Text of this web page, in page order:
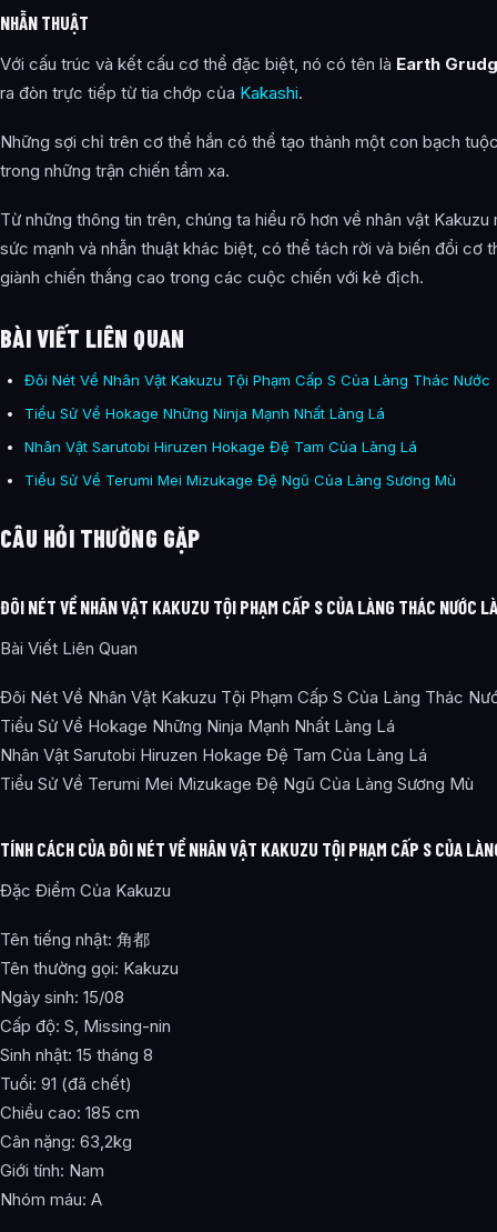
NHẪN THUẬT
Với cấu trúc và kết cấu cơ thể đặc biệt, nó có tên là Earth
ra đòn trực tiếp từ tia chớp của Kakashi.
Những sợi chỉ trên cơ thể hắn có thể tạo thành một con bạch
trong những trận chiến tầm xa.
Từ những thông tin trên, chúng ta hiểu rõ hơn về nhân vật
sức mạnh và nhẫn thuật khác biệt, có thể tách rời và biến đổi cơ
giành chiến thắng cao trong các cuộc chiến với kẻ địch.
BÀI VIẾT LIÊN QUAN
Đôi Nét Về Nhân Vật Kakuzu Tội Phạm Cấp S Của Làng Thác Nước
Tiểu Sử Về Hokage Những Ninja Mạnh Nhất Làng Lá
Nhân Vật Sarutobi Hiruzen Hokage Đệ Tam Của Làng Lá
Tiểu Sử Về Terumi Mei Mizukage Đệ Ngũ Của Làng Sương Mù
CÂU HỎI THƯỜNG GẶP
ĐÔI NÉT VỀ NHÂN VẬT KAKUZU TỘI PHẠM CẤP S CỦA LÀNG THÁC NƯỚC
Bài Viết Liên Quan
Đôi Nét Về Nhân Vật Kakuzu Tội Phạm Cấp S Của Làng Thác
Tiểu Sử Về Hokage Những Ninja Mạnh Nhất Làng Lá
Nhân Vật Sarutobi Hiruzen Hokage Đệ Tam Của Làng Lá
Tiểu Sử Về Terumi Mei Mizukage Đệ Ngũ Của Làng Sương Mù
TÍNH CÁCH CỦA ĐÔI NÉT VỀ NHÂN VẬT KAKUZU TỘI PHẠM CẤP S CỦA
Đặc Điểm Của Kakuzu
Tên tiếng nhật: 角都
Tên thường gọi: Kakuzu
Ngày sinh: 15/08
Cấp độ: S, Missing-nin
Sinh nhật: 15 tháng 8
Tuổi: 91 (đã chết)
Chiều cao: 185 cm
Cân nặng: 63,2kg
Giới tính: Nam
Nhóm máu: A